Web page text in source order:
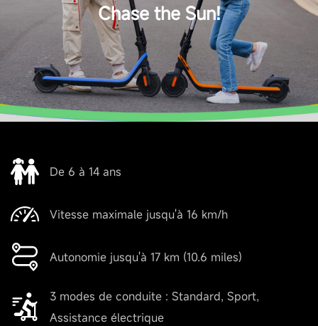
Chase the Sun!
De 6 à 14 ans
Vitesse maximale jusqu'à 16 km/h
Autonomie jusqu'à 17 km (10.6 miles)
3 modes de conduite : Standard, Sport,
Assistance électrique
Poids max. du conducteur
50 kg
Dimensions et Poids
Dimensions du produit - Déplié
910 × 400× 500 mm
Poids net